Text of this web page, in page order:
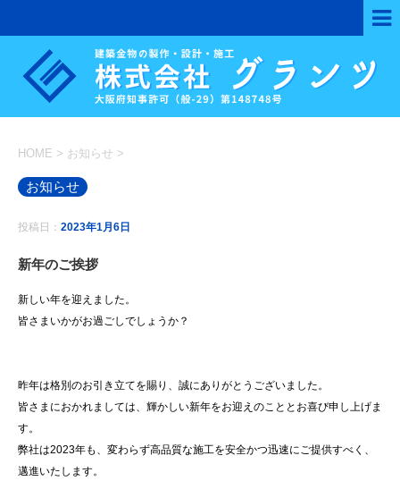
HOME > お知らせ >
お知らせ
投稿日： 2023年1月6日
新年のご挨拶
新しい年を迎えました。
皆さまいかがお過ごしでしょうか？
昨年は格別のお引き立てを賜り、誠にありがとうございました。
皆さまにおかれましては、輝かしい新年をお迎えのこととお喜び申し上げま
す。
弊社は2023年も、変わらず高品質な施工を安全かつ迅速にご提供すべく、
邁進いたします。